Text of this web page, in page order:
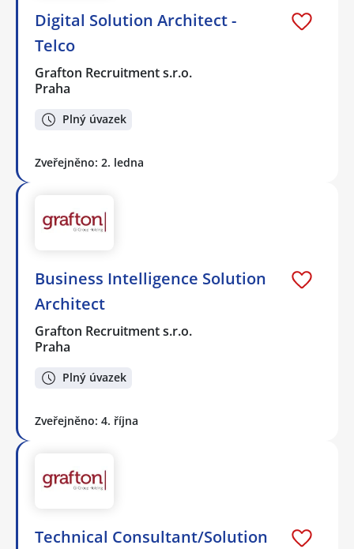
Digital Solution Architect -
Telco
Grafton Recruitment s.r.o.
Praha
Plný úvazek
Zveřejněno: 2. ledna
Business Intelligence Solution
Architect
Grafton Recruitment s.r.o.
Praha
Plný úvazek
Zveřejněno: 4. října
Technical Consultant/Solution